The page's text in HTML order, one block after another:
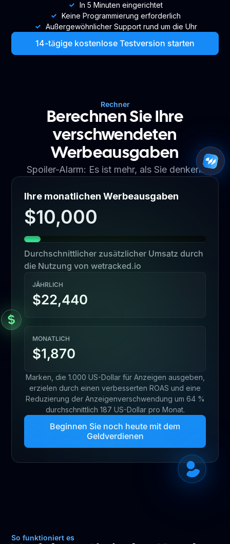
In 5 Minuten eingerichtet
Keine Programmierung erforderlich
Außergewöhnlicher Support rund um die Uhr
14-tägige kostenlose Testversion starten
Rechner
Berechnen Sie Ihre
verschwendeten
Werbeausgaben
Spoiler-Alarm: Es ist mehr, als Sie denken.
Ihre monatlichen Werbeausgaben
$10,000
Durchschnittlicher zusätzlicher Umsatz durch
die Nutzung von wetracked.io
JÄHRLICH
$22,440
MONATLICH
$1,870
Marken, die 1.000 US-Dollar für Anzeigen ausgeben,
erzielen durch einen verbesserten ROAS und eine
Reduzierung der Anzeigenverschwendung um 64 %
durchschnittlich 187 US-Dollar pro Monat.
Beginnen Sie noch heute mit dem
Geldverdienen
So funktioniert es